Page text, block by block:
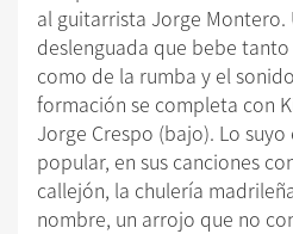
al guitarrista Jorge Montero.
deslenguada que bebe
como de la rumba y el
formación se completa con
Jorge Crespo (bajo). Lo
popular, en sus canciones
callejón, la chulería
nombre, un arrojo que no